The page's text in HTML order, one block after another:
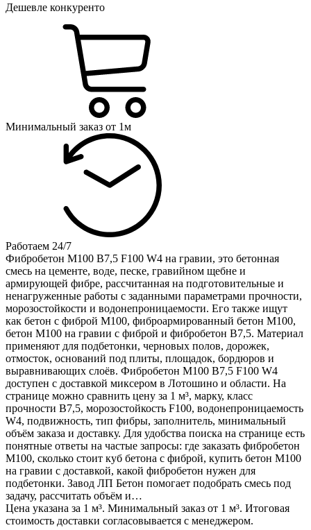
Дешевле конкуренто
Минимальный заказ от 1м
Работаем 24/7
Фибробетон М100 B7,5 F100 W4 на гравии, это бетонная
смесь на цементе, воде, песке, гравийном щебне и
армирующей фибре, рассчитанная на подготовительные и
ненагруженные работы с заданными параметрами прочности,
морозостойкости и водонепроницаемости. Его также ищут
как бетон с фиброй М100, фиброармированный бетон М100,
бетон М100 на гравии с фиброй и фибробетон В7,5. Материал
применяют для подбетонки, черновых полов, дорожек,
отмосток, оснований под плиты, площадок, бордюров и
выравнивающих слоёв. Фибробетон М100 B7,5 F100 W4
доступен с доставкой миксером в Лотошино и области. На
странице можно сравнить цену за 1 м³, марку, класс
прочности B7,5, морозостойкость F100, водонепроницаемость
W4, подвижность, тип фибры, заполнитель, минимальный
объём заказа и доставку. Для удобства поиска на странице есть
понятные ответы на частые запросы: где заказать фибробетон
М100, сколько стоит куб бетона с фиброй, купить бетон М100
на гравии с доставкой, какой фибробетон нужен для
подбетонки. Завод ЛП Бетон помогает подобрать смесь под
задачу, рассчитать объём и…
Цена указана за 1 м³. Минимальный заказ от 1 м³. Итоговая
стоимость доставки согласовывается с менеджером.